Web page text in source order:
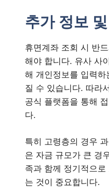
추가 정보
휴면계좌 조회 시 반
해야 합니다. 유사 사
해 개인정보를 입력하
질 수 있습니다. 따라
공식 플랫폼을 통해
다.
특히 고령층의 경우
은 자금 규모가 큰 경
족과 함께 정기적으
는 것이 중요합니다.